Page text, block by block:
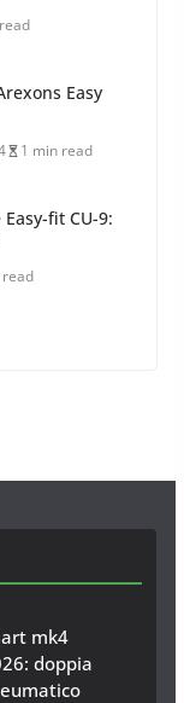
1 min read
fit CU-9:
by
1 min read
Auto 2025:
mk4
doppia